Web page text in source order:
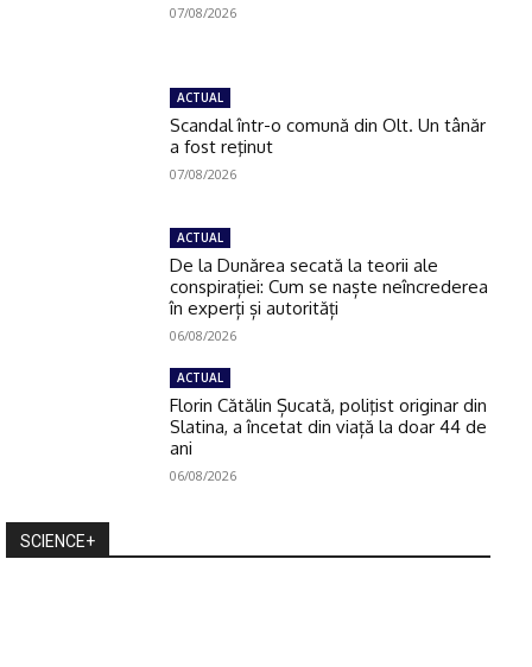
07/08/2026
ACTUAL
Scandal într-o comună din Olt. Un tânăr
a fost reţinut
07/08/2026
ACTUAL
De la Dunărea secată la teorii ale
conspirației: Cum se naște neîncrederea
în experți și autorități
06/08/2026
ACTUAL
Florin Cătălin Șucată, poliţist originar din
Slatina, a încetat din viață la doar 44 de
ani
06/08/2026
SCIENCE+